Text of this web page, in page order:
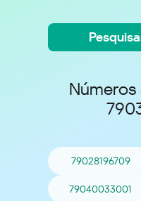
Números
79028196709
79040033001